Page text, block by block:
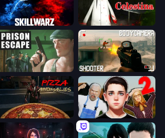
SkillWarz House of Celestina
Prison Escape BodyCamera Shooter
Pizza Anomalies Schoolboy Escape 2